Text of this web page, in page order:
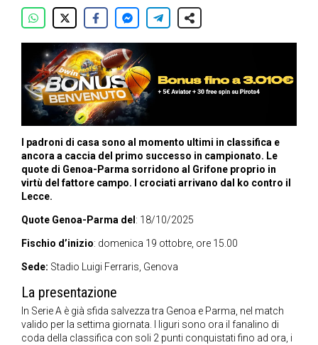
I padroni di casa sono al momento ultimi in classifica e
ancora a caccia del primo successo in campionato. Le
quote di Genoa-Parma sorridono al Grifone proprio in
virtù del fattore campo. I crociati arrivano dal ko contro il
Lecce.
Quote Genoa-Parma del : 18/10/2025
Fischio d’inizio: domenica 19 ottobre, ore 15.00
Sede: Stadio Luigi Ferraris, Genova
La presentazione
In Serie A è già sfida salvezza tra Genoa e Parma, nel match
valido per la settima giornata. I liguri sono ora il fanalino di
coda della classifica con soli 2 punti conquistati fino ad ora, i